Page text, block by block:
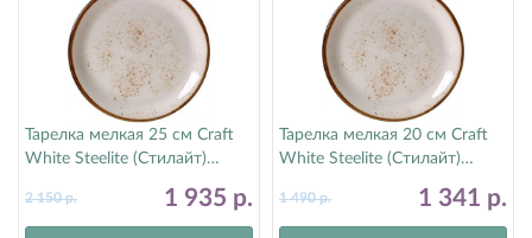
Тарелка мелкая 25 см Craft
White Steelite (Стилайт)
1 935 р.
2 150р.
Тарелка мелкая 20 см Craft
White Steelite (Стилайт)
1 341 р.
1 490р.